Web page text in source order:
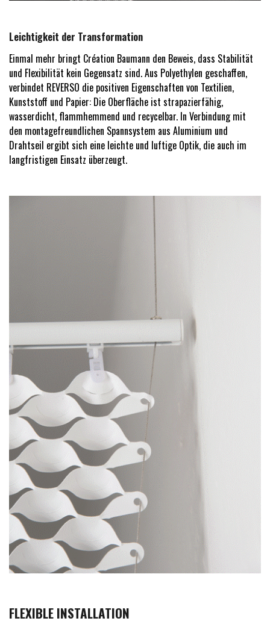
Leichtigkeit der Transformation
Einmal mehr bringt Création Baumann den Beweis, dass Stabilität
und Flexibilität kein Gegensatz sind. Aus Polyethylen geschaffen,
verbindet REVERSO die positiven Eigenschaften von Textilien,
Kunststoff und Papier: Die Oberfläche ist strapazierfähig,
wasserdicht, flammhemmend und recycelbar. In Verbindung mit
den montagefreundlichen Spannsystem aus Aluminium und
Drahtseil ergibt sich eine leichte und luftige Optik, die auch im
langfristigen Einsatz überzeugt.
FLEXIBLE INSTALLATION